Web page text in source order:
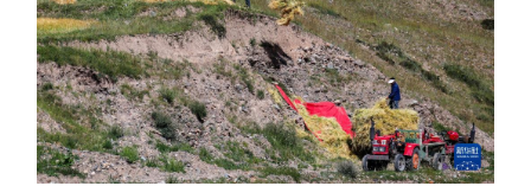
文化 书画 健康 军事
访谈 视频 图片 政务
法律 中央文件 金融 汽车
食品 人居 信息化 数字经济